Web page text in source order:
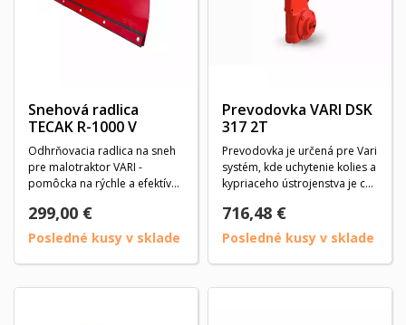
Snehová radlica
TECAK R-1000 V
Odhrňovacia radlica na sneh
pre malotraktor VARI -
pomôcka na rýchle a efektívne
299,00 €
Posledné kusy v sklade
Prevodovka VARI DSK
317 2T
Prevodovka je určená pre Vari
systém, kde uchytenie kolies a
kypriaceho ústrojenstva je cez
716,48 €
Posledné kusy v sklade